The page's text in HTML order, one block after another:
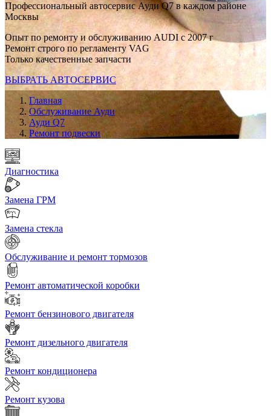
Профессиональный автосервис Ауди Q7 в каждом районе
Москвы
Опыт по ремонту и обслуживанию AUDI с 2007 г
Ремонт строго по регламенту VAG
Только качественные запчасти
ВЫБРАТЬ АВТОСЕРВИС
Главная
Обслуживание Ауди
Ауди Q7
Ремонт подвески
Диагностика
Замена ГРМ
Замена стекла
Обслуживание и ремонт тормозов
Ремонт автоматической коробки
Ремонт бензинового двигателя
Ремонт дизельного двигателя
Ремонт кондиционера
Ремонт кузова